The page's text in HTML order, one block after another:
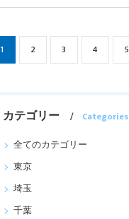
1 2 3 4 5
カテゴリー
Categories
全てのカテゴリー
東京
埼玉
千葉